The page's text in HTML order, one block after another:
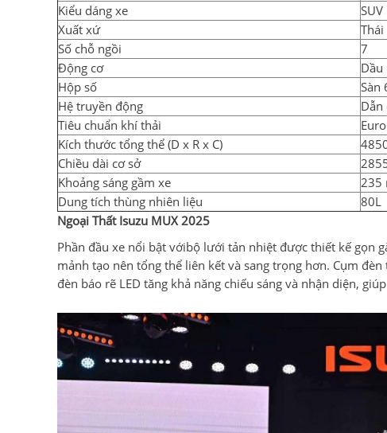
Kiểu dáng xe
SUV
Xuất xứ
Thái
Số chỗ ngồi
7
Động cơ
Dầu
Hộp số
Sàn
Hệ truyền động
Dẫn
Tiêu chuẩn khí thải
Kích thước tổng thể (D x R x C)
Chiều dài cơ sở
Khoảng sáng gầm xe
235
Dung tích thùng nhiên liệu
80L
Ngoại Thất Isuzu MUX 2025
Phần đầu xe nổi bật vớibộ lưới tản nhiệt được thiết kế gọn
mảnh tạo nên tổng thể liên kết và sang trọng hơn. Cụm
đèn báo rẽ LED tăng khả năng chiếu sáng và nhận diện,